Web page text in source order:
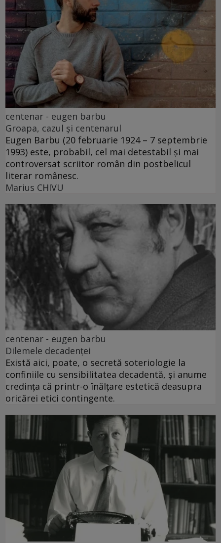
centenar - eugen barbu
Groapa, cazul și centenarul
Eugen Barbu (20 februarie 1924 – 7 septembrie
1993) este, probabil, cel mai detestabil și mai
controversat scriitor român din postbelicul
literar românesc.
Marius CHIVU
centenar - eugen barbu
Dilemele decadenței
Există aici, poate, o secretă soteriologie la
confiniile cu sensibilitatea decadentă, și anume
credința că printr-o înălțare estetică deasupra
oricărei etici contingente.